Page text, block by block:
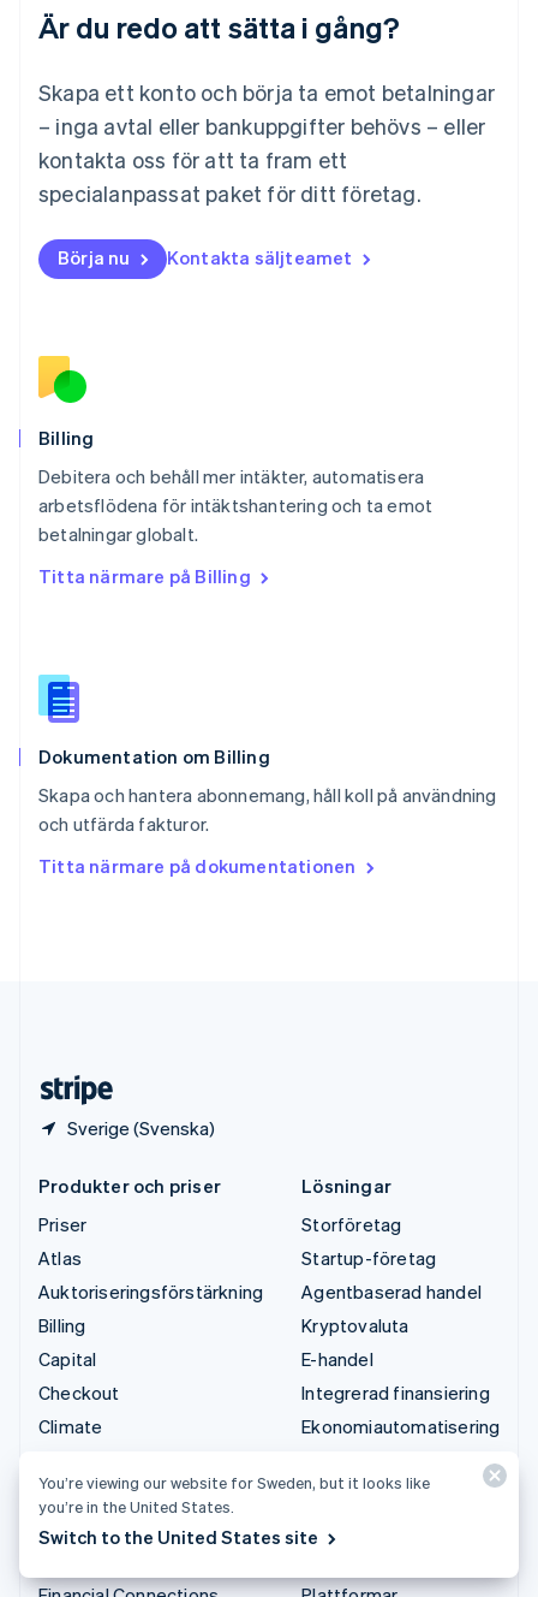
Är du redo att sätta i gång?
Skapa ett konto och börja ta emot betalningar
– inga avtal eller bankuppgifter behövs – eller
kontakta oss för att ta fram ett
specialanpassat paket för ditt företag.
Börja nu Kontakta säljteamet
Billing
Debitera och behåll mer intäkter, automatisera
arbetsflödena för intäktshantering och ta emot
betalningar globalt.
Titta närmare på Billing
Dokumentation om Billing
Skapa och hantera abonnemang, håll koll på användning
och utfärda fakturor.
Titta närmare på dokumentationen
Sverige (Svenska)
Malaysia
English
Mexiko
Nederländerna
NederlandsEnglish
English
Nya Zeeland
Português
Rumänien
English
DeutschFrançaisItaliano English
Singapore
English简体中文
English
Español
Storbritannien
Sverige
Thailand
ไทยEnglish
English
Produkter och priser
Priser
Atlas
Auktoriseringsförstärkning
Billing
Capital
Checkout
Climate
Kryptovaluta
Data Pipeline
Lösningar
Storföretag
Startup-företag
Agentbaserad handel
Kryptovaluta
E-handel
Integrerad finansiering
Ekonomiautomatisering
Betalningar i appen
Marknadsplatser
You’re viewing our website for Sweden, but it looks like
you’re in the United States.
Switch to the United States site